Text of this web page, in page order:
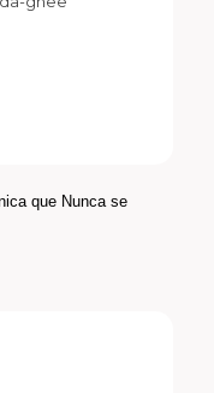
que Nunca se